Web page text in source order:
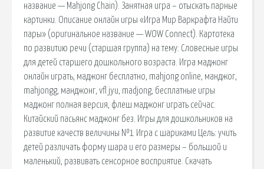
название — Mahjong Chain). Занятная игра – отыскать парные
картинки. Описание онлайн игры «Игра Мир Варкрафта Найти
пары» (оригинальное название — WOW Connect). Картотека
по развитию речи (старшая группа) на тему: Словесные игры
для детей старшего дошкольного возраста. Игра маджонг
онлайн играть, маджонг бесплатно, mahjong online, манджог,
mahjongg, манджонг, vfl jyu, madjong, бесплатные игры
маджонг полная версия, флеш маджонг играть сейчас.
Китайский пасьянс маджонг без. Игры для дошкольников на
развитие качеств величины №1 Игра с шариками Цель: учить
детей различать форму шара и его размеры – большой и
маленький, развивать сенсорное восприятие. Скачать